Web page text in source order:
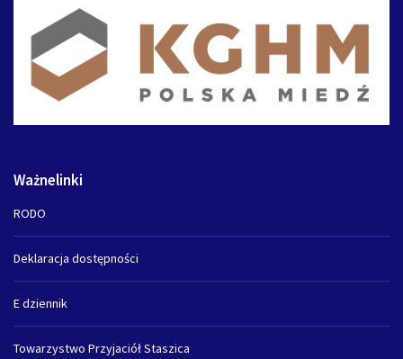
Ważnelinki
RODO
Deklaracja dostępności
E dziennik
Towarzystwo Przyjaciół Staszica